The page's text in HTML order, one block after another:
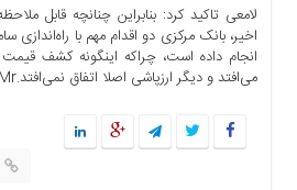
اخیر، بانک مرکزی دو اقدام مهم با راه‌اندازی
انجام داده است، چراکه اینگونه کشف قیمت
می‌افتد و دیگر ارزپاشی اصلا اتفاق نمی‌افتد.Mr